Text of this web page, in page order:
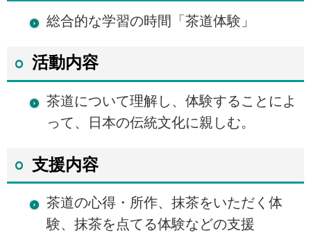
総合的な学習の時間「茶道体験」
活動内容
茶道について理解し、体験することによ
って、日本の伝統文化に親しむ。
支援内容
茶道の心得・所作、抹茶をいただく体
験、抹茶を点てる体験などの支援